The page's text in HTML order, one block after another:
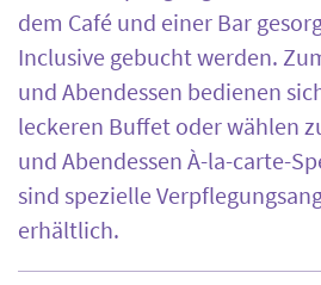
dem Café und einer Bar
Inclusive gebucht werden.
und Abendessen bedienen
leckeren Buffet oder wählen
und Abendessen À-la-carte-
sind spezielle
erhältlich.